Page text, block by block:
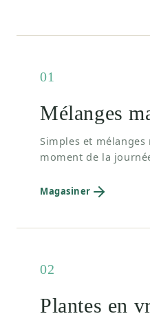
01
Mélanges
Simples et
moment de la
Magasiner
02
Plantes en